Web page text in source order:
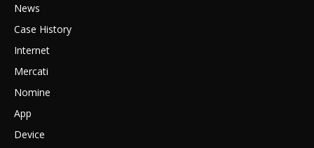
News
Case History
Internet
Mercati
Nomine
App
Device